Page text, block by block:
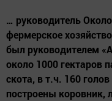
… руководитель
фермерское
был руководителем
около 1000 гектаров
скота, в т.ч. 160
построены коровник,